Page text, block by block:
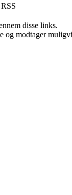
RSS
disse links.
og modtager